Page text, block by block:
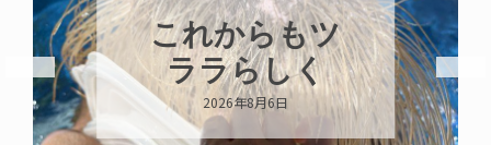
ハロー’s
Birthday!!!
2026年8月6日